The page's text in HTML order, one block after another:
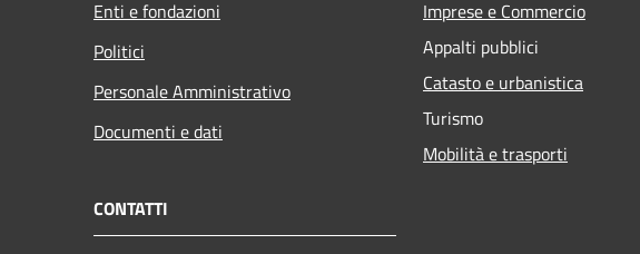
Enti e fondazioni
Politici
Personale Amministrativo
Documenti e dati
Imprese e Commercio
Appalti pubblici
Catasto e urbanistica
Turismo
Mobilità e trasporti
CONTATTI